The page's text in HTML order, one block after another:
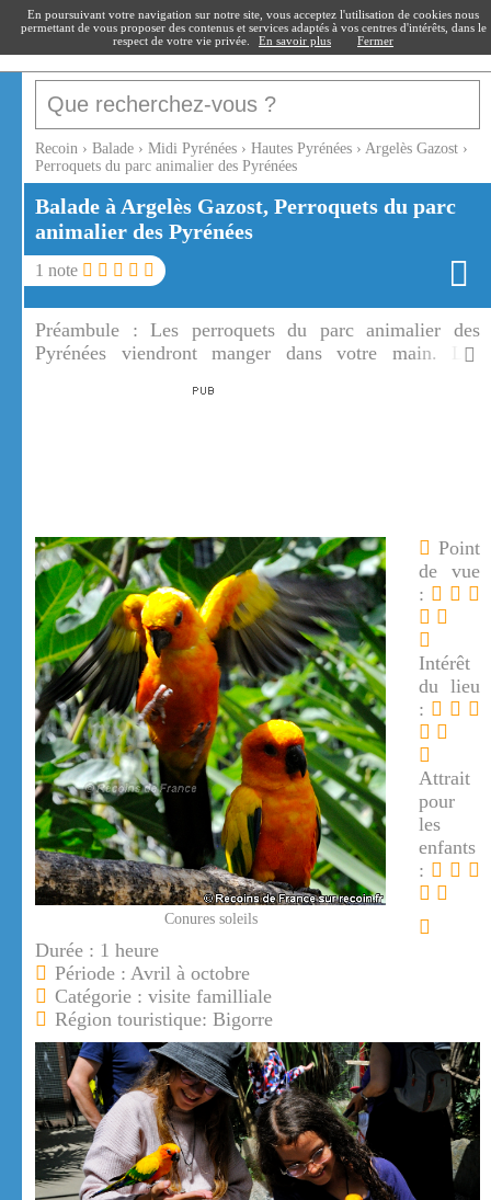
recoin.fr
Recoin › Balade › Midi Pyrénées › Hautes Pyrénées › Argelès Gazost ›
Perroquets du parc animalier des Pyrénées
Balade à Argelès Gazost, Perroquets du parc
animalier des Pyrénées
1 note
Préambule :Les perroquets du parc animalier des
Pyrénées viendront manger dans votre main. Les
animalier de Pyrénées.
Conures soleils
Point
de vue
:
Intérêt
du lieu
:
Attrait
pour
les
enfants
:
Durée : 1 heure
Période : Avril à octobre
Catégorie : visite familliale
Région touristique: Bigorre
En poursuivant votre navigation sur notre site, vous acceptez l'utilisation de cookies nous
permettant de vous proposer des contenus et services adaptés à vos centres d'intérêts, dans le
respect de votre vie privée.
En savoir plus Fermer